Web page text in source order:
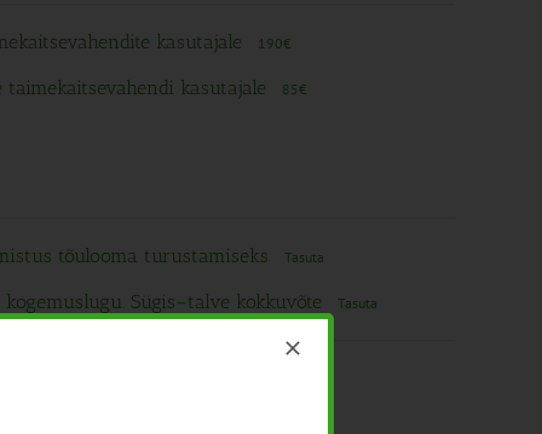
kasutajale 190€
taimekaitsevahendi kasutajale 85€
tõulooma turustamiseks Tasuta
Sügis–talve kokkuvõte Tasuta
tõulooma turustamiseks